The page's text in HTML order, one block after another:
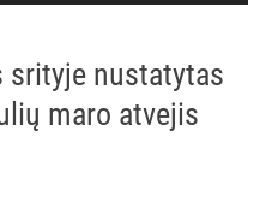
srityje nustatytas
maro atvejis